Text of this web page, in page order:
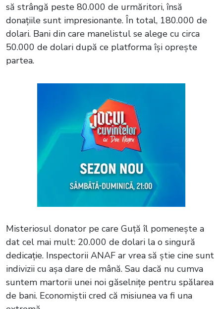
să strângă peste 80.000 de urmăritori, însă
donațiile sunt impresionante. În total, 180.000 de
dolari. Bani din care manelistul se alege cu circa
50.000 de dolari după ce platforma își oprește
partea.
Misteriosul donator pe care Guță îl pomenește a
dat cel mai mult: 20.000 de dolari la o singură
dedicație. Inspectorii ANAF ar vrea să știe cine sunt
indivizii cu așa dare de mână. Sau dacă nu cumva
suntem martorii unei noi găselnițe pentru spălarea
de bani. Economiștii cred că misiunea va fi una